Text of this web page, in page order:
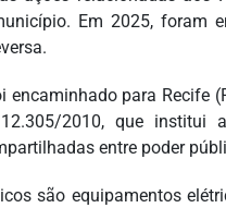
Em 2025, foram
encaminhado para Recife
2010, que institui
entre poder
são equipamentos